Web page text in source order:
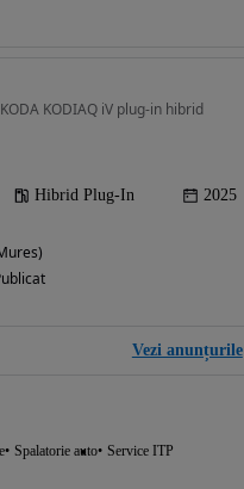
KODIAQ iV plug-in hibrid
Hibrid Plug-In 2025
Vezi anunțurile
Spalatorie auto Service ITP